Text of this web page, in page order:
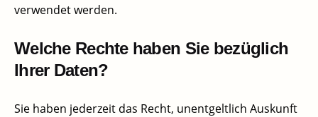
verwendet werden.
Welche Rechte haben Sie bezüglich
Ihrer Daten?
Sie haben jederzeit das Recht, unentgeltlich Auskunft